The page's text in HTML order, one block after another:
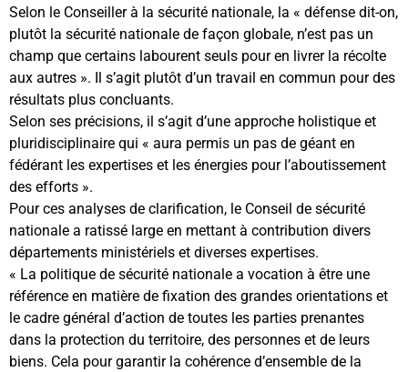
Selon le Conseiller à la sécurité nationale, la « défense dit-on,
plutôt la sécurité nationale de façon globale, n’est pas un
champ que certains labourent seuls pour en livrer la récolte
aux autres ». Il s’agit plutôt d’un travail en commun pour des
résultats plus concluants.
Selon ses précisions, il s’agit d’une approche holistique et
pluridisciplinaire qui « aura permis un pas de géant en
fédérant les expertises et les énergies pour l’aboutissement
des efforts ».
Pour ces analyses de clarification, le Conseil de sécurité
nationale a ratissé large en mettant à contribution divers
départements ministériels et diverses expertises.
« La politique de sécurité nationale a vocation à être une
référence en matière de fixation des grandes orientations et
le cadre général d’action de toutes les parties prenantes
dans la protection du territoire, des personnes et de leurs
biens. Cela pour garantir la cohérence d’ensemble de la